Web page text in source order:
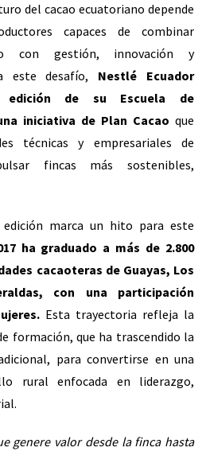
del cacao ecuatoriano depende
capaces de combinar
con gestión, innovación y
este desafío, Nestlé Ecuador
edición de su Escuela de
iniciativa de Plan Cacao que
técnicas y empresariales de
fincas más sostenibles,
marca un hito para este
ha graduado a más de 2.800
cacaoteras de Guayas, Los
con una participación
Esta trayectoria refleja la
formación, que ha trascendido la
para convertirse en una
rural enfocada en liderazgo,
genere valor desde la finca hasta